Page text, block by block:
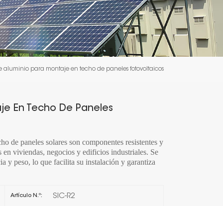
Deutsch
español
português
aluminio para montaje en techo de paneles fotovoltaicos
En Techo De Paneles
de paneles solares son componentes resistentes y
en viviendas, negocios y edificios industriales. Se
y peso, lo que facilita su instalación y garantiza
Artículo N.º: SIC-R2